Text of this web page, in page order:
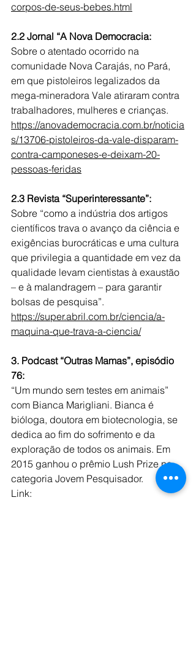
corpos-de-seus-bebes.html
2.2 Jornal “A Nova Democracia:
Sobre o atentado ocorrido na
comunidade Nova Carajás, no Pará,
em que pistoleiros legalizados da
mega-mineradora Vale atiraram contra
trabalhadores, mulheres e crianças.
https://anovademocracia.com.br/noticia
s/13706-pistoleiros-da-vale-disparam-
contra-camponeses-e-deixam-20-
pessoas-feridas
2.3 Revista “Superinteressante”:
Sobre “como a indústria dos artigos
científicos trava o avanço da ciência e
exigências burocráticas e uma cultura
que privilegia a quantidade em vez da
qualidade levam cientistas à exaustão
– e à malandragem – para garantir
bolsas de pesquisa”.
https://super.abril.com.br/ciencia/a-
maquina-que-trava-a-ciencia/
3. Podcast “Outras Mamas”, episódio
76:
“Um mundo sem testes em animais”
com Bianca Marigliani. Bianca é
bióloga, doutora em biotecnologia, se
dedica ao fim do sofrimento e da
exploração de todos os animais. Em
2015 ganhou o prêmio Lush Prize na
categoria Jovem Pesquisador.
Link: